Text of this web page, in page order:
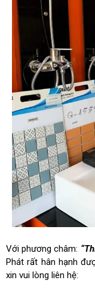
Với phương châm:
Phát rất hân hạnh
xin vui lòng liên hệ: